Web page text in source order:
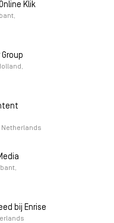
Klik
Netherlands
bij Enrise